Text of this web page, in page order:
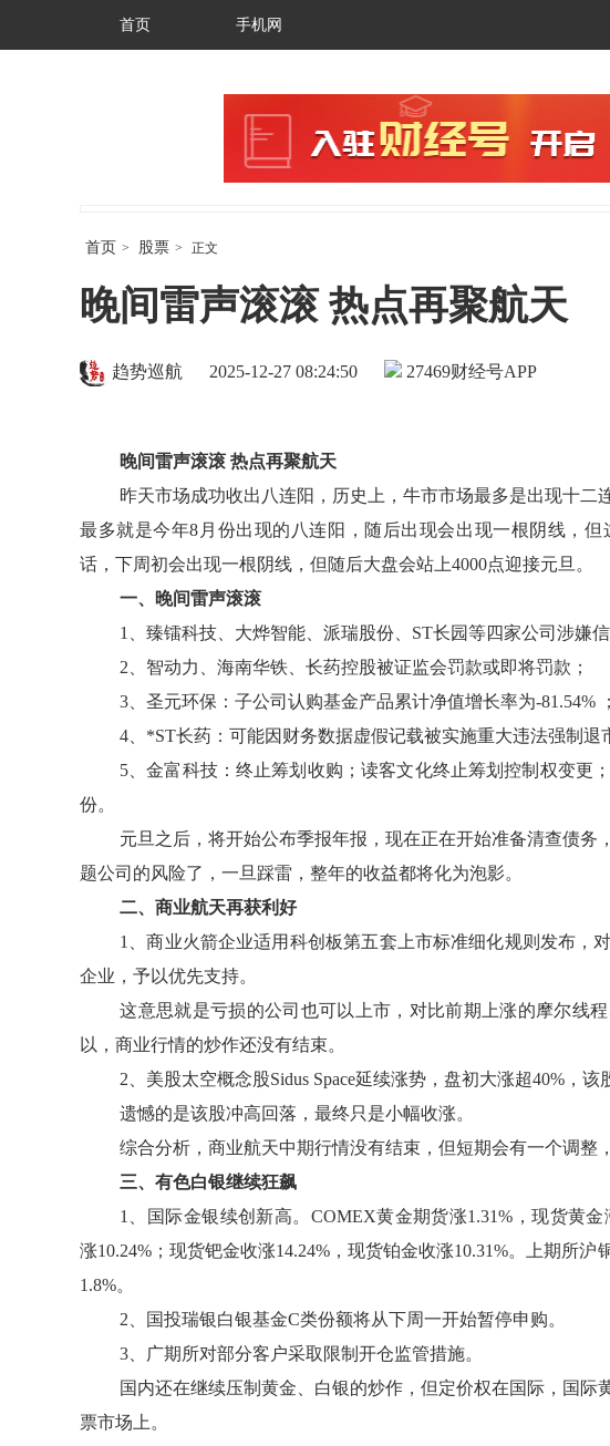
首页 手机网
首页 > 股票 > 正文
晚间雷声滚滚 热点再聚航天
财经号APP
趋势巡航 2025-12-27 08:24:50 27469
晚间雷声滚滚 热点再聚航天
昨天市场成功收出八连阳，历史上，牛市市场最多是出现十二
最多就是今年8月份出现的八连阳，随后出现会出现一根阴线，
话，下周初会出现一根阴线，但随后大盘会站上4000点迎接元旦。
一、晚间雷声滚滚
1、臻镭科技、大烨智能、派瑞股份、ST长园等四家公司涉嫌
2、智动力、海南华铁、长药控股被证监会罚款或即将罚款；
3、圣元环保：子公司认购基金产品累计净值增长率为-81.54% ；
4、*ST长药：可能因财务数据虚假记载被实施重大违法强制退
5、金富科技：终止筹划收购；读客文化终止筹划控制权变更
份。
元旦之后，将开始公布季报年报，现在正在开始准备清查债务
题公司的风险了，一旦踩雷，整年的收益都将化为泡影。
二、商业航天再获利好
1、商业火箭企业适用科创板第五套上市标准细化规则发布，
企业，予以优先支持。
这意思就是亏损的公司也可以上市，对比前期上涨的摩尔线
以，商业行情的炒作还没有结束。
2、美股太空概念股Sidus Space延续涨势，盘初大涨超40%，该
遗憾的是该股冲高回落，最终只是小幅收涨。
综合分析，商业航天中期行情没有结束，但短期会有一个调整
三、有色白银继续狂飙
1、国际金银续创新高。COMEX黄金期货涨1.31%，现货黄
涨10.24%；现货钯金收涨14.24%，现货铂金收涨10.31%。上期所
1.8%。
2、国投瑞银白银基金C类份额将从下周一开始暂停申购。
3、广期所对部分客户采取限制开仓监管措施。
国内还在继续压制黄金、白银的炒作，但定价权在国际，国
票市场上。